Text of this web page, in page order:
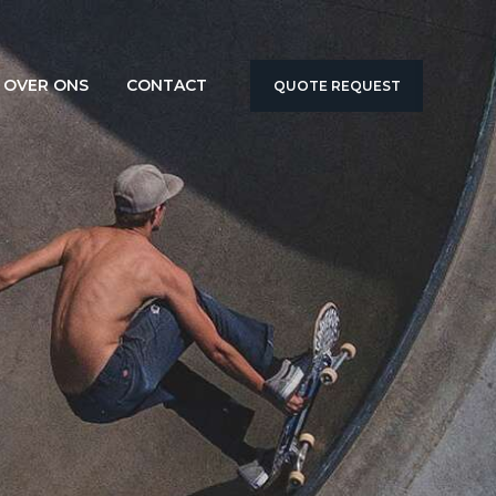
OVER ONS CONTACT QUOTE REQUEST